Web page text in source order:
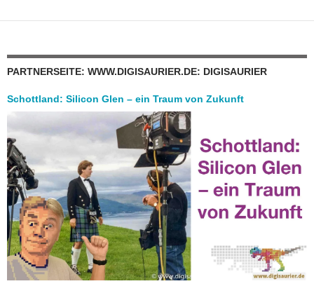
PARTNERSEITE: WWW.DIGISAURIER.DE: DIGISAURIER
Schottland: Silicon Glen – ein Traum von Zukunft